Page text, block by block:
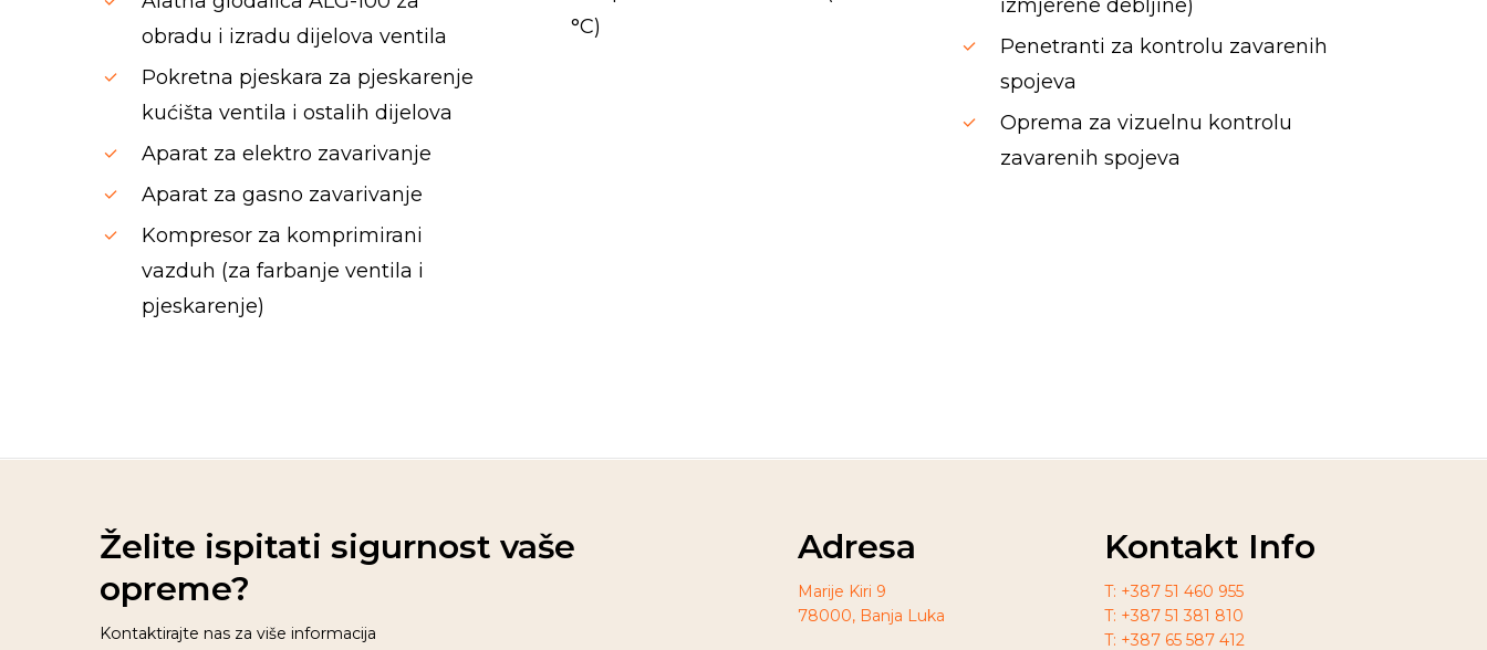
obradu i izradu dijelova ventila
Pokretna pjeskara za pjeskarenje
kućišta ventila i ostalih dijelova
Aparat za elektro zavarivanje
Aparat za gasno zavarivanje
Kompresor za komprimirani
vazduh (za farbanje ventila i
pjeskarenje)
°C)
izmjerene debljine)
Penetranti za kontrolu zavarenih
spojeva
Oprema za vizuelnu kontrolu
zavarenih spojeva
Želite ispitati sigurnost vaše
opreme?
Kontaktirajte nas za više informacija
Adresa
Marije Kiri 9
78000, Banja Luka
Kontakt Info
T: +387 51 460 955
T: +387 51 381 810
T: +387 65 587 412